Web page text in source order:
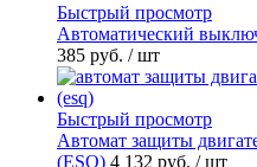
Быстрый просмотр
Автоматический
385 руб. / шт
Быстрый просмотр
Автомат защиты
(ESQ) 4 132 руб. / шт